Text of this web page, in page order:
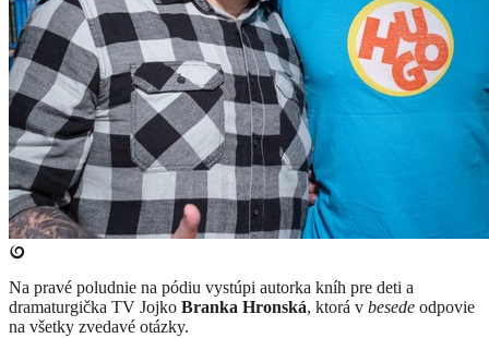
​Na pravé poludnie na pódiu vystúpi autorka kníh pre deti a
dramaturgička TV Jojko Branka Hronská, ktorá v besede odpovie
na všetky zvedavé otázky.